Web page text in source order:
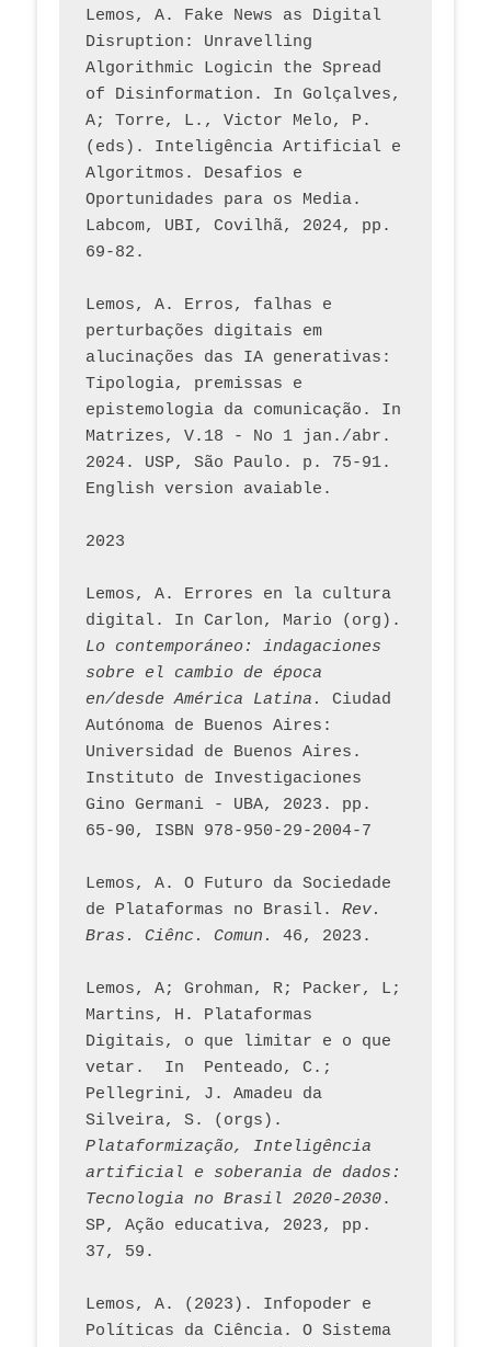
Lemos, A. Fake News as Digital
Disruption: Unravelling
Algorithmic Logicin the Spread
of Disinformation. In Golçalves,
A; Torre, L., Victor Melo, P.
(eds). Inteligência Artificial e
Algoritmos. Desafios e
Oportunidades para os Media.
Labcom, UBI, Covilhã, 2024, pp.
69-82.
Lemos, A. Erros, falhas e
perturbações digitais em
alucinações das IA generativas:
Tipologia, premissas e
epistemologia da comunicação. In
Matrizes, V.18 - No 1 jan./abr.
2024. USP, São Paulo. p. 75-91.
English version avaiable.
2023
Lemos, A. Errores en la cultura
Lo contemporáneo: indagaciones
sobre el cambio de época
en/desde América Latina.
Ciudad
Autónoma de Buenos Aires:
Universidad de Buenos Aires.
Instituto de Investigaciones
Gino Germani - UBA, 2023. pp.
65-90, ISBN 978-950-29-2004-7
Lemos, A. O Futuro da Sociedade
de Plataformas no Brasil. Rev.
Bras. Ciênc. Comun.
Lemos, A; Grohman, R; Packer, L;
Martins, H. Plataformas
Digitais, o que limitar e o que
vetar.  In  Penteado, C.;
Pellegrini, J. Amadeu da
Plataformização, Inteligência
artificial e soberania de dados:
Tecnologia no Brasil 2020-2030.
SP, Ação educativa, 2023, pp.
37, 59.
Lemos, A. (2023). Infopoder e
Políticas da Ciência. O Sistema